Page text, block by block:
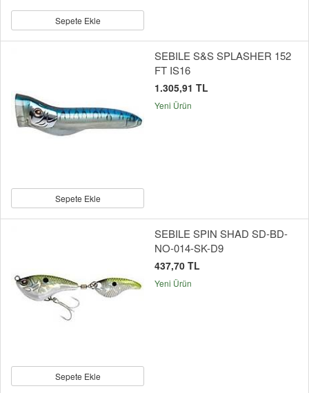
Sepete Ekle
Sepete Ekle
SEBILE S&S SPLASHER 152
FT IS16
1.305,91 TL
Yeni Ürün
Sepete Ekle
SEBILE SPIN SHAD SD-BD-
NO-014-SK-D9
437,70 TL
Yeni Ürün